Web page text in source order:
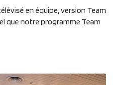
en équipe, version Team
que notre programme Team